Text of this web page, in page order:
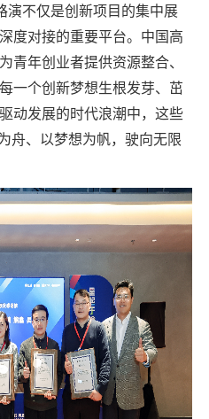
演不仅是创新项目的集中展
度对接的重要平台。中国高
青年创业者提供资源整合、
一个创新梦想生根发芽、茁
动发展的时代浪潮中，这些
舟、以梦想为帆，驶向无限